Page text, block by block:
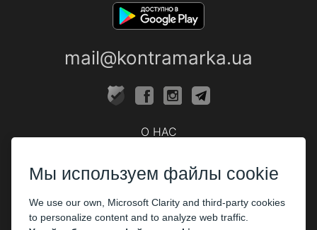
mail@kontramarka.ua
О НАС
ПАРТНЕРАМ
Организаторам
Мы используем файлы cookie
We use our own, Microsoft Clarity and third-party cookies
to personalize content and to analyze web traffic.